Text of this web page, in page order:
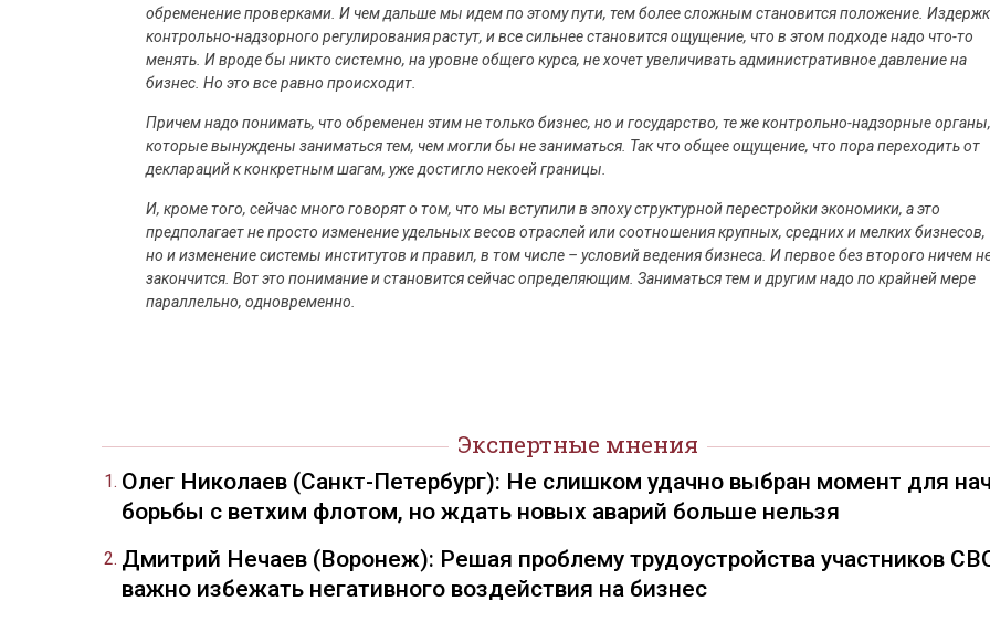
обременение проверками. И чем дальше мы идем по этому пути, тем более сложным становится положение.
контрольно-надзорного регулирования растут, и все сильнее становится ощущение, что в этом подходе надо что-то
менять. И вроде бы никто системно, на уровне общего курса, не хочет увеличивать административное давление на
бизнес. Но это все равно происходит.
Причем надо понимать, что обременен этим не только бизнес, но и государство, те же контрольно-надзорные органы,
которые вынуждены заниматься тем, чем могли бы не заниматься. Так что общее ощущение, что пора переходить от
деклараций к конкретным шагам, уже достигло некоей границы.
И, кроме того, сейчас много говорят о том, что мы вступили в эпоху структурной перестройки экономики, а это
предполагает не просто изменение удельных весов отраслей или соотношения крупных, средних и мелких бизнесов,
но и изменение системы институтов и правил, в том числе – условий ведения бизнеса. И первое без второго ничем
закончится. Вот это понимание и становится сейчас определяющим. Заниматься тем и другим надо по крайней мере
параллельно, одновременно.
Экспертные мнения
Олег Николаев (Санкт-Петербург): Не слишком удачно выбран момент для
борьбы с ветхим флотом, но ждать новых аварий больше нельзя
Дмитрий Нечаев (Воронеж): Решая проблему трудоустройства участников
важно избежать негативного воздействия на бизнес